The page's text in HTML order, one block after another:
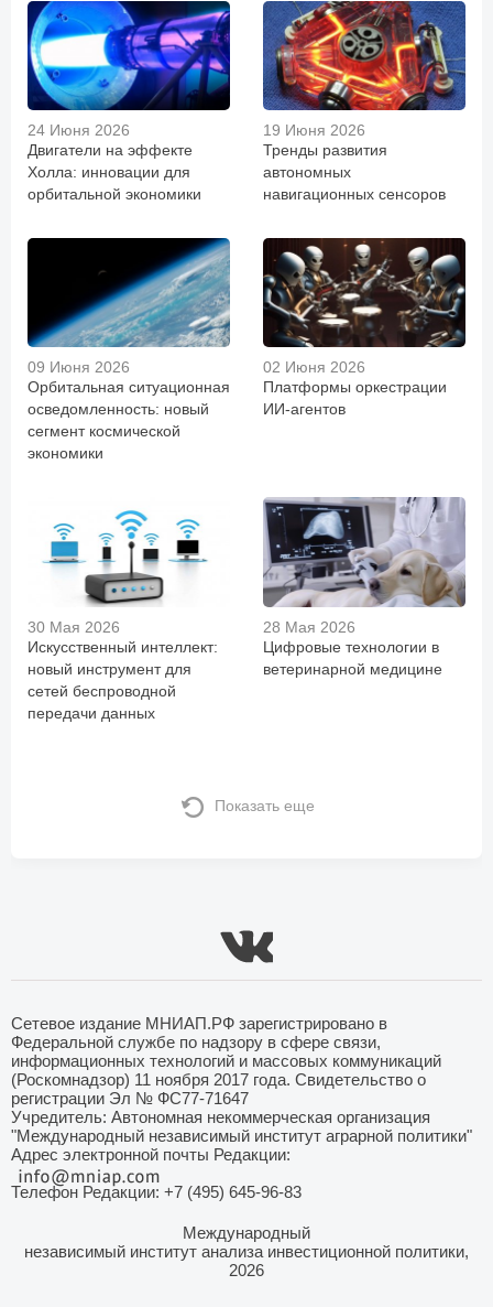
24 Июня 2026
Двигатели на эффекте
Холла: инновации для
орбитальной экономики
19 Июня 2026
Тренды развития
автономных
навигационных сенсоров
09 Июня 2026
Орбитальная ситуационная
осведомленность: новый
сегмент космической
экономики
02 Июня 2026
Платформы оркестрации
ИИ-агентов
30 Мая 2026
Искусственный интеллект:
новый инструмент для
сетей беспроводной
передачи данных
28 Мая 2026
Цифровые технологии в
ветеринарной медицине
Показать еще
Сетевое издание МНИАП.РФ зарегистрировано в
Федеральной службе по надзору в сфере связи,
информационных технологий и массовых коммуникаций
(Роскомнадзор) 11 ноября 2017 года. Свидетельство о
регистрации Эл № ФС77-71647
Учредитель: Автономная некоммерческая организация
"Международный независимый институт аграрной политики"
Адрес электронной почты Редакции:
Телефон Редакции: +7 (495) 645-96-83
Международный
независимый институт анализа инвестиционной политики,
2026